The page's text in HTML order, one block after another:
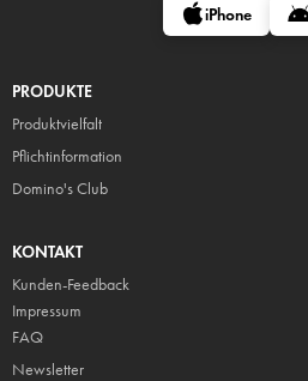
iPhone
PRODUKTE
Produktvielfalt
Pflichtinformation
Domino's Club
KONTAKT
Kunden-Feedback
Impressum
FAQ
Newsletter